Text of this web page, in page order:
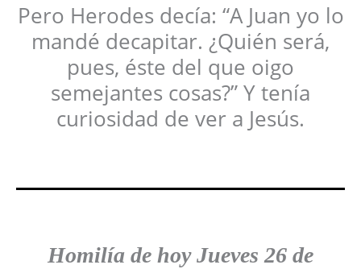
Pero Herodes decía: “A Juan yo lo
mandé decapitar. ¿Quién será,
pues, éste del que oigo
semejantes cosas?” Y tenía
curiosidad de ver a Jesús.
Homilía de hoy Jueves 26 de